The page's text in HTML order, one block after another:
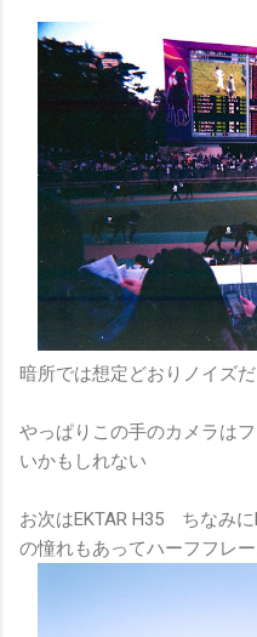
暗所では想定どおりノイズ
やっぱりこの手のカメラは
いかもしれない
お次はEKTAR H35 ちなみ
の憧れもあってハーフフレ